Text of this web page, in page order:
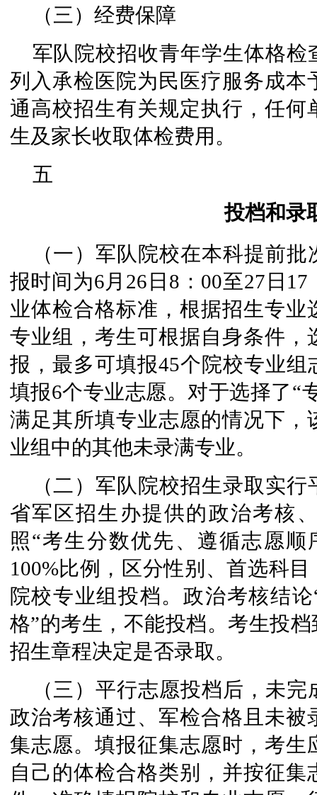
（三）经费保障
军队院校招收青年学生体格
列入承检医院为民医疗服务成
通高校招生有关规定执行，任
生及家长收取体检费用。
五
投档和录
（一）军队院校在本科提前
报时间为6月26日8：00至27日
业体检合格标准，根据招生专
专业组，考生可根据自身条件
报，最多可填报45个院校专业
填报6个专业志愿。对于选择了“
满足其所填专业志愿的情况下
业组中的其他未录满专业。
（二）军队院校招生录取实
省军区招生办提供的政治考核
照“考生分数优先、遵循志愿
100%比例，区分性别、首选科
院校专业组投档。政治考核结
格”的考生，不能投档。考生投
招生章程决定是否录取。
（三）平行志愿投档后，未
政治考核通过、军检合格且未
集志愿。填报征集志愿时，考
自己的体检合格类别，并按征